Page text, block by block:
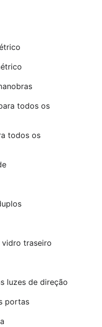
todos os
todos os
traseiro
luzes de direção
portas